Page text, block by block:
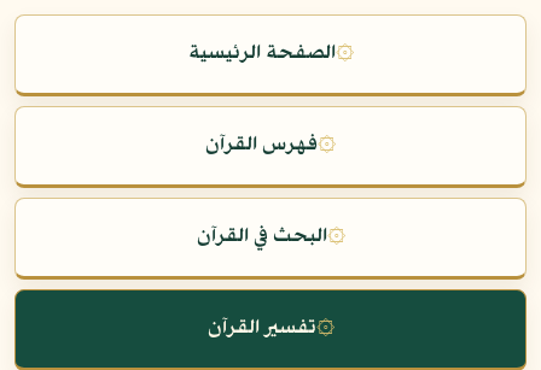
۞الصفحة الرئيسية
۞فهرس القرآن
۞البحث في القرآن
۞تفسير القرآن